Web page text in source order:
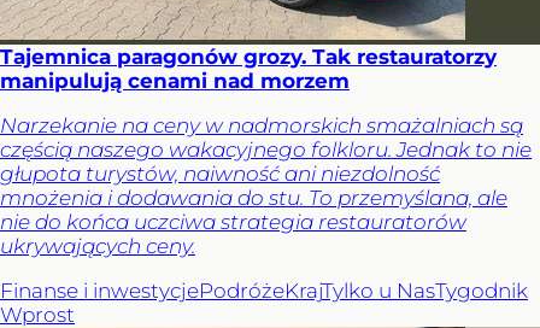
Tajemnica paragonów grozy. Tak restauratorzy
manipulują cenami nad morzem
Narzekanie na ceny w nadmorskich smażalniach są
częścią naszego wakacyjnego folkloru. Jednak to nie
głupota turystów, naiwność ani niezdolność
mnożenia i dodawania do stu. To przemyślana, ale
nie do końca uczciwa strategia restauratorów
ukrywających ceny.
Finanse i inwestycjePodróżeKrajTylko u NasTygodnik
Wprost